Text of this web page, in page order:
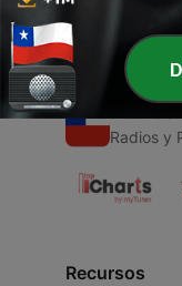
Radios y
Recursos